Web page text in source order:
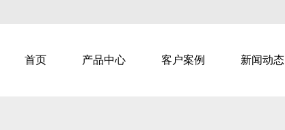
首页 产品中心 客户案例 新闻动态